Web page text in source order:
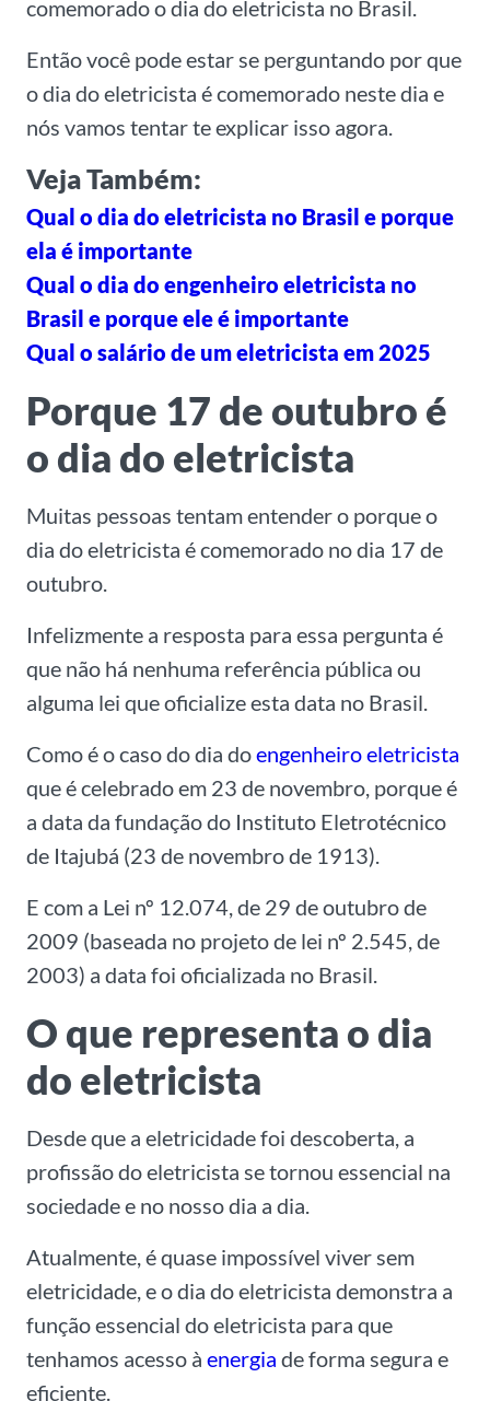
comemorado o dia do eletricista no Brasil.
Então você pode estar se perguntando por que
o dia do eletricista é comemorado neste dia e
nós vamos tentar te explicar isso agora.
Veja Também:
Qual o dia do eletricista no Brasil e porque
ela é importante
Qual o dia do engenheiro eletricista no
Brasil e porque ele é importante
Qual o salário de um eletricista em 2025
Porque 17 de outubro é
o dia do eletricista
Muitas pessoas tentam entender o porque o
dia do eletricista é comemorado no dia 17 de
outubro.
Infelizmente a resposta para essa pergunta é
que não há nenhuma referência pública ou
alguma lei que oficialize esta data no Brasil.
Como é o caso do dia doengenheiro eletricista
que é celebrado em 23 de novembro, porque é
a data da fundação do Instituto Eletrotécnico
de Itajubá (23 de novembro de 1913).
E com a Lei nº 12.074, de 29 de outubro de
2009 (baseada no projeto de lei nº 2.545, de
2003) a data foi oficializada no Brasil.
O que representa o dia
do eletricista
Desde que a eletricidade foi descoberta, a
profissão do eletricista se tornou essencial na
sociedade e no nosso dia a dia.
Atualmente, é quase impossível viver sem
eletricidade, e o dia do eletricista demonstra a
função essencial do eletricista para que
tenhamos acesso à energia de forma segura e
eficiente.